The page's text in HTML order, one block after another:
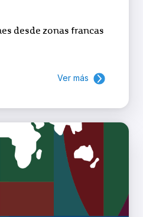
desde zonas francas
Ver más